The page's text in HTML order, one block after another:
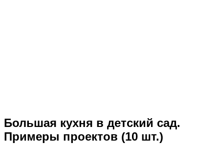
Большая кухня в детский сад.
Примеры проектов (10 шт.)